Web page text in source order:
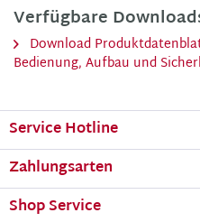
Verfügbare
Download
Bedienung, Aufbau und
Service Hotline
Zahlungsarten
Shop Service